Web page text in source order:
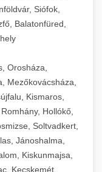
Siófok,
Balatonfüred,
Orosháza,
Mezőkovácsháza,
Kismaros,
Hollókő,
Soltvadkert,
Jánoshalma,
Kiskunmajsa,
Kecskemét,